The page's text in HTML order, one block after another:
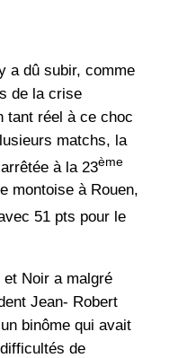
a dû subir, comme
de la crise
tant réel à ce choc
matchs, la
à la 23ème
montoise à Rouen,
51 pts pour le
et Noir a malgré
Jean- Robert
binôme qui avait
de